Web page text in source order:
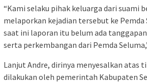
“Kami selaku pihak keluarga dari suami
melaporkan kejadian tersebut ke
saat ini laporan itu belum ada
serta perkembangan dari Pemda
Lanjut Andre, dirinya menyesalkan atas
dilakukan oleh pemerintah Kabupaten